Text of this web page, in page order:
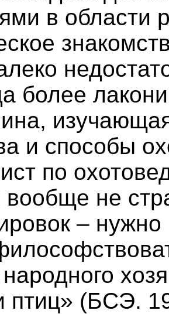
в области
более
и способы
по
вообще не
– нужно
птиц» (БСЭ.